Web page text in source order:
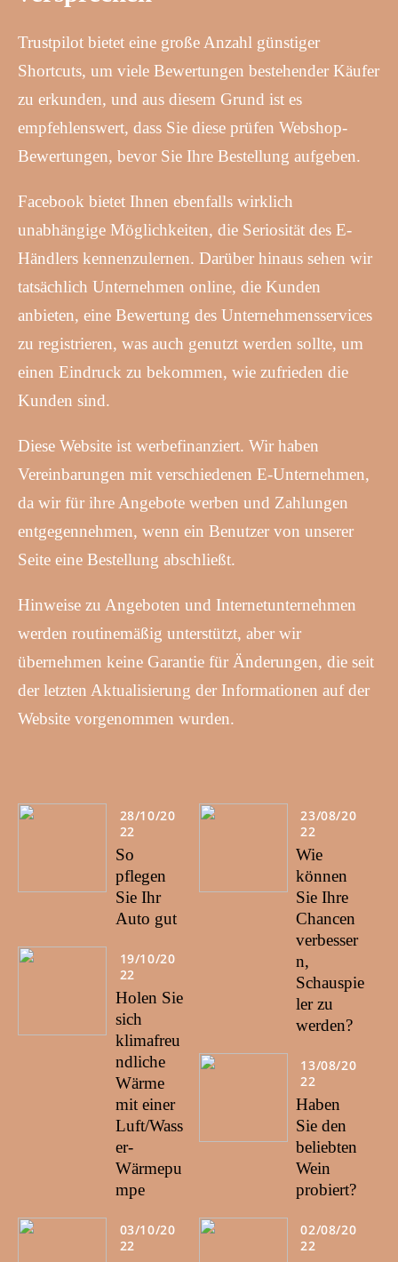
Trustpilot bietet eine große Anzahl günstiger
Shortcuts, um viele Bewertungen bestehender Käufer
zu erkunden, und aus diesem Grund ist es
empfehlenswert, dass Sie diese prüfen Webshop-
Bewertungen, bevor Sie Ihre Bestellung aufgeben.
Facebook bietet Ihnen ebenfalls wirklich
unabhängige Möglichkeiten, die Seriosität des E-
Händlers kennenzulernen. Darüber hinaus sehen wir
tatsächlich Unternehmen online, die Kunden
anbieten, eine Bewertung des Unternehmensservices
zu registrieren, was auch genutzt werden sollte, um
einen Eindruck zu bekommen, wie zufrieden die
Kunden sind.
Diese Website ist werbefinanziert. Wir haben
Vereinbarungen mit verschiedenen E-Unternehmen,
da wir für ihre Angebote werben und Zahlungen
entgegennehmen, wenn ein Benutzer von unserer
Seite eine Bestellung abschließt.
Hinweise zu Angeboten und Internetunternehmen
werden routinemäßig unterstützt, aber wir
übernehmen keine Garantie für Änderungen, die seit
der letzten Aktualisierung der Informationen auf der
Website vorgenommen wurden.
28/10/20
22
So
pflegen
Sie Ihr
Auto gut
19/10/20
22
Holen Sie
sich
klimafreu
ndliche
Wärme
mit einer
Luft/Wass
er-
Wärmepu
mpe
03/10/20
22
23/08/20
22
Wie
können
Sie Ihre
Chancen
verbesser
n,
Schauspie
ler zu
werden?
13/08/20
22
Haben
Sie den
beliebten
Wein
probiert?
02/08/20
22